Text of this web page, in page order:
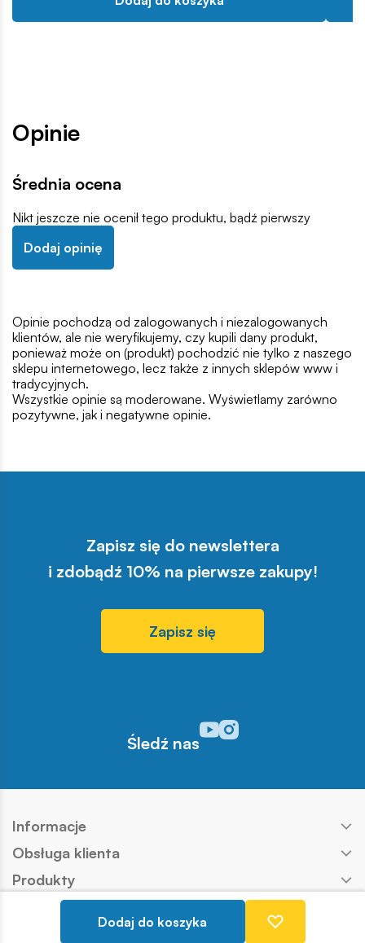
Dodaj do koszyka
Opinie
Średnia ocena
Nikt jeszcze nie ocenił tego produktu, bądź pierwszy
Dodaj opinię
Opinie pochodzą od zalogowanych i niezalogowanych
klientów, ale nie weryfikujemy, czy kupili dany produkt,
ponieważ może on (produkt) pochodzić nie tylko z naszego
sklepu internetowego, lecz także z innych sklepów www i
tradycyjnych.
Wszystkie opinie są moderowane. Wyświetlamy zarówno
pozytywne, jak i negatywne opinie.
Zapisz się do newslettera
i zdobądź 10% na pierwsze zakupy!
Zapisz się
Śledź nas
Odwiedź nasz profil w
Odwiedź nasz profil w
Informacje
Obsługa klienta
Produkty
Kontakt